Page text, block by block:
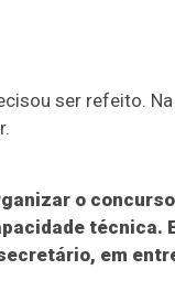
ser refeito.
o
técnica.
em